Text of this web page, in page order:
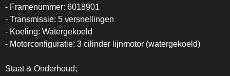
- Framenummer: 6018901
- Transmissie: 5 versnellingen
- Koeling: Watergekoeld
- Motorconfiguratie: 3 cilinder lijnmotor (watergekoeld)
Staat & Onderhoud;